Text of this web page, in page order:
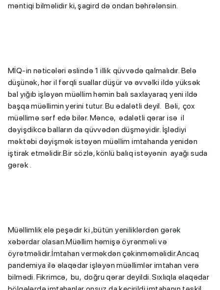
məntiqi bilməlidir ki, şagird də ondan bəhrələnsin.
MİQ-in nəticələri əslində 1 illik qüvvədə qalmalıdır. Belə
düşünək, hər il fərqli suallar düşür və əvvəlki ildə yüksək
bal yığıb işləyən müəllim həmin balı saxlayaraq yeni ildə
başqa müəllimin yerini tutur. Bu ədalətli deyil. Bəli, çox
müəllimə sərf edə bilər. Məncə, ədalətli qərar isə il
dəyişdikcə balların da qüvvədən düşməyidir. İşlədiyi
məktəbi dəyişmək istəyən müəllim imtahanda yenidən
iştirak etməlidir.Bir sözlə, könlü balıq istəyənin ayağı suda
gərək .
Müəllimlik elə peşədir ki ,bütün yeniliklərdən gərək
xəbərdar olasan.Müəllim həmişə öyrənməli və
öyrətməlidir.İmtahan verməkdən çəkinməməlidir.Ancaq
pandemiya ilə əlaqədar işləyən müəllimlər imtahan verə
bilmədi. Fikrimcə, bu, doğru qərar deyildi. Sıxlıqla əlaqədar